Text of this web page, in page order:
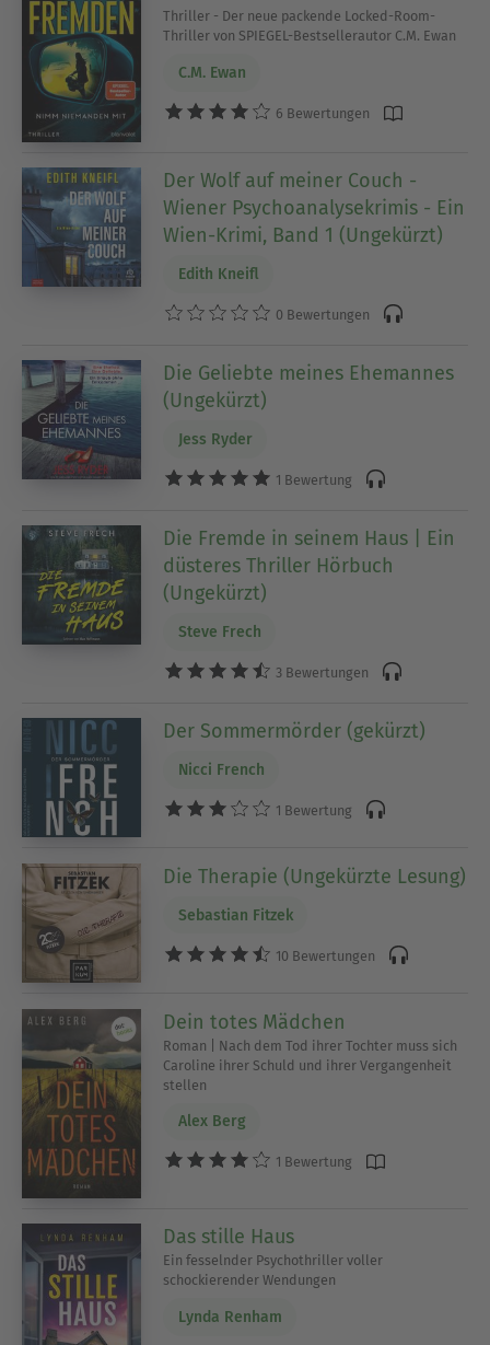
Thriller - Der neue packende Locked-Room-
Thriller von SPIEGEL-Bestsellerautor C.M. Ewan
C.M. Ewan
6 Bewertungen
Der Wolf auf meiner Couch -
Wiener Psychoanalysekrimis - Ein
Wien-Krimi, Band 1 (Ungekürzt)
Edith Kneifl
0 Bewertungen
Die Geliebte meines Ehemannes
(Ungekürzt)
Jess Ryder
1 Bewertung
Die Fremde in seinem Haus | Ein
düsteres Thriller Hörbuch
(Ungekürzt)
Steve Frech
3 Bewertungen
Der Sommermörder (gekürzt)
Nicci French
1 Bewertung
Die Therapie (Ungekürzte Lesung)
Sebastian Fitzek
10 Bewertungen
Dein totes Mädchen
Roman | Nach dem Tod ihrer Tochter muss sich
Caroline ihrer Schuld und ihrer Vergangenheit
stellen
Alex Berg
1 Bewertung
Das stille Haus
Ein fesselnder Psychothriller voller
schockierender Wendungen
Lynda Renham